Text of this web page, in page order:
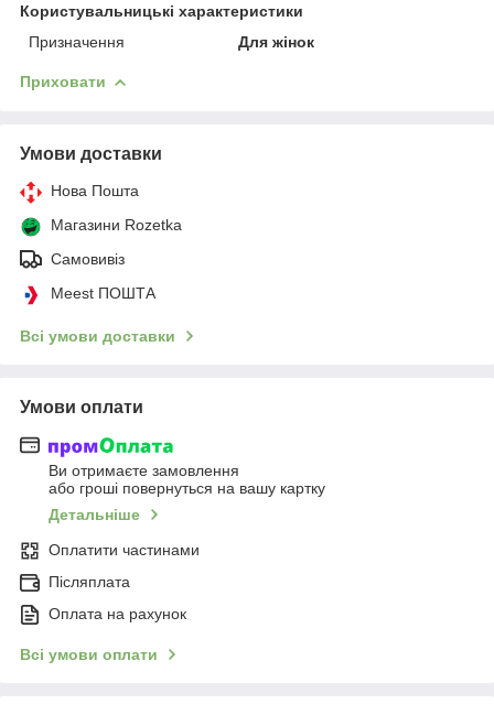
Користувальницькі характеристики
Призначення
Для жінок
Приховати
Умови доставки
Нова Пошта
Магазини Rozetka
Самовивіз
Meest ПОШТА
Всі умови доставки
Умови оплати
Ви отримаєте замовлення
або гроші повернуться на вашу картку
Детальніше
Оплатити частинами
Післяплата
Оплата на рахунок
Всі умови оплати